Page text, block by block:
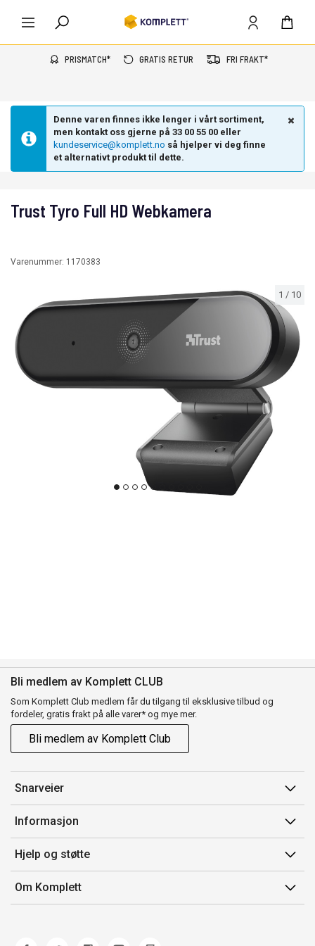
PRISMATCH* GRATIS RETUR FRI FRAKT*
Denne varen finnes ikke lenger i vårt sortiment,
men kontakt oss gjerne på 33 00 55 00 eller
kundeservice@komplett.no så hjelper vi deg finne
et alternativt produkt til dette.
1 / 10
Trust Tyro Full HD Webkamera
Varenummer: 1170383
Bli medlem av Komplett CLUB
Som Komplett Club medlem får du tilgang til eksklusive tilbud og
fordeler, gratis frakt på alle varer* og mye mer.
Bli medlem av Komplett Club
Snarveier
Min side
Ordreoversikt
Flex
Komplett Club
Informasjon
Salgsbetingelser
Medlemsvilkår for Komplett Club
Merker/produsent
Hjelp og støtte
Kontakt oss
Kundeservice
Om Komplett